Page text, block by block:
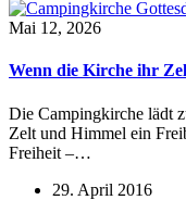
Mai 12, 2026
Wenn die Kirche ihr
Die Campingkirche lädt
Zelt und Himmel ein
Freiheit –…
29. April 2016